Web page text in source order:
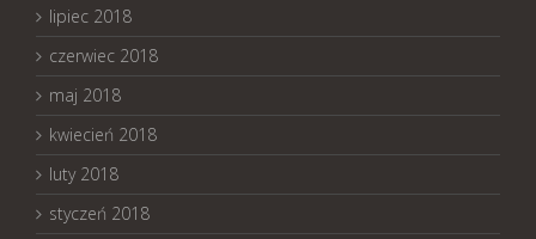
lipiec 2018
czerwiec 2018
maj 2018
kwiecień 2018
luty 2018
styczeń 2018